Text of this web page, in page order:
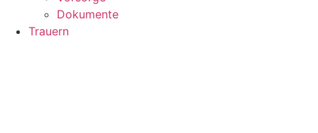
Dokumente
Trauern